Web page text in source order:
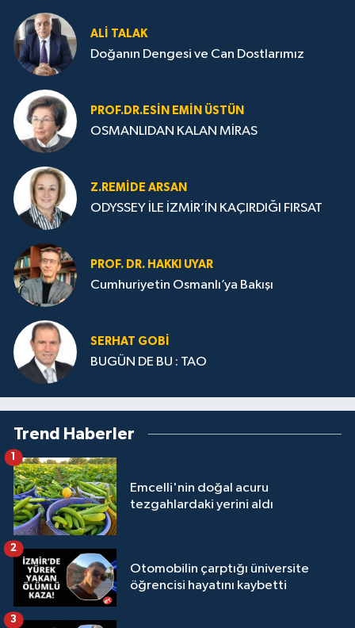
ALI TALAK
Doğanın Dengesi ve Can Dostlarımız
PROF.DR.ESIN EMIN ÜSTÜN
OSMANLIDAN KALAN MİRAS
Z.REMIDE ARSAN
ODYSSEY İLE İZMİR’İN KAÇIRDIĞI FIRSAT
PROF. DR. HAKKI UYAR
Cumhuriyetin Osmanlı’ya Bakışı
SERHAT GOBİ
BUGÜN DE BU : TAO
Trend Haberler
Emcelli'nin doğal acuru
tezgahlardaki yerini aldı
1
Otomobilin çarptığı üniversite
öğrencisi hayatını kaybetti
2
3